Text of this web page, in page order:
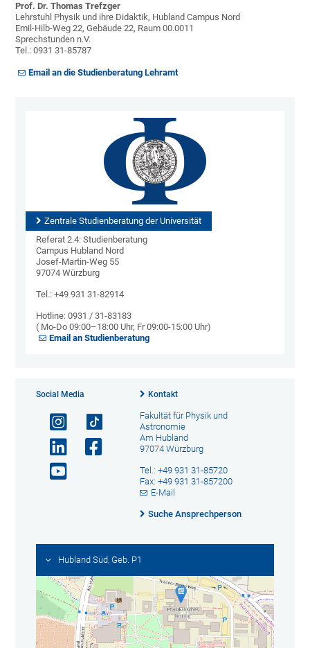
Prof. Dr. Thomas Trefzger
Lehrstuhl Physik und ihre Didaktik, Hubland Campus Nord
Emil-Hilb-Weg 22, Gebäude 22, Raum 00.0011
Sprechstunden n.V.
Tel.: 0931 31-85787
Email an die Studienberatung Lehramt
Zentrale Studienberatung der Universität
Referat 2.4: Studienberatung
Campus Hubland Nord
Josef-Martin-Weg 55
97074 Würzburg
Tel.: +49 931 31-82914
Hotline: 0931 / 31-83183
( Mo-Do 09:00–18:00 Uhr, Fr 09:00-15:00 Uhr)
Email an Studienberatung
Social Media Kontakt
Fakultät für Physik und
Astronomie
Am Hubland
97074 Würzburg
Tel.: +49 931 31-85720
Fax: +49 931 31-857200
E-Mail
Suche Ansprechperson
Hubland Süd, Geb. P1